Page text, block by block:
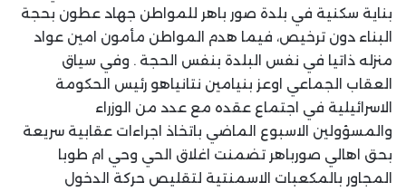
بناية سكنية في بلدة صور باهر للمواطن جهاد عطون بحجة
البناء دون ترخيص، فيما هدم المواطن مأمون امين عواد
منزله ذاتيا في نفس البلدة بنفس الحجة . وفي سياق
العقاب الجماعي اوعز بنيامين نتانياهو رئيس الحكومة
الاسرائيلية في اجتماع عقده مع عدد من الوزراء
والمسؤولين الاسبوع الماضي باتخاذ اجراءات عقابية سريعة
بحق اهالي صورباهر تضمنت اغلاق الحي وحي ام طوبا
المجاور بالمكعبات الاسمنتية لتقليص حركة الدخول